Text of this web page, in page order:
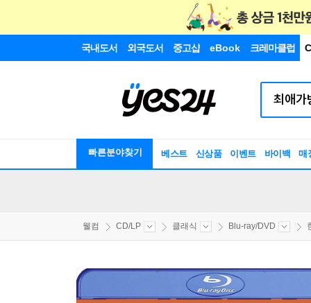
국내도서 외국도서 중고샵 eBook 크레마클럽
빠른분야찾기 베스트 신상품 이벤트 바이백 매
웰컴 CD/LP 클래식 Blu-ray/DVD